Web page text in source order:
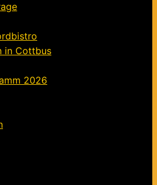
in Cottbus
2026